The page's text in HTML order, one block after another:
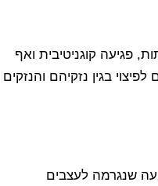
פגיעה קוגניטיבית ואף
בגין נזקיהם והנזקים
שנגרמה לעצבים